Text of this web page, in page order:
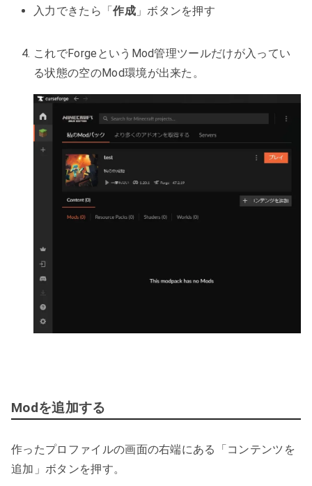
入力できたら「作成」ボタンを押す
これでForgeというMod管理ツールだけが入ってい
る状態の空のMod環境が出来た。
Modを追加する
作ったプロファイルの画面の右端にある「コンテンツを
追加」ボタンを押す。